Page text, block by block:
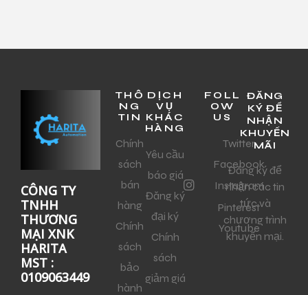
CÔNG TY
TNHH
THƯƠNG
MẠI XNK
HARITA
MST :
0109063449
THÔ
NG
TIN
Chính
sách
bán
hàng
Chính
sách
bảo
hành
DỊCH
VỤ
KHÁC
HÀNG
Yêu cầu
báo giá
Đăng ký
đại ký
Chính
sách
giảm giá
FOLL
OW
US
Twitter
Facebook
Instagram
Pinterest
Youtube
ĐĂNG
KÝ ĐỂ
NHẬN
KHUYẾN
MÃI
Đăng ký để
nhận các tin
tức và
chương trình
khuyến mại.